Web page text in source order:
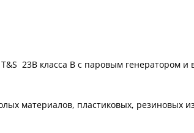
23B класса B с паровым генератором
материалов, пластиковых, резиновых